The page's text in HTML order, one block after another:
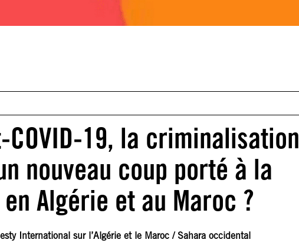
COVID-19, la criminalisation
nouveau coup porté à la
Algérie et au Maroc ?
International sur l’Algérie et le Maroc / Sahara occidental